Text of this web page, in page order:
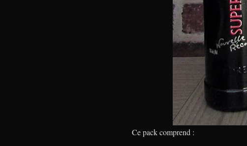
Ce pack comprend :